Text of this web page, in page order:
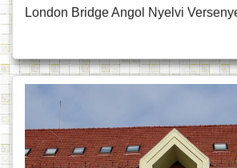
London Bridge Angol Nyelvi